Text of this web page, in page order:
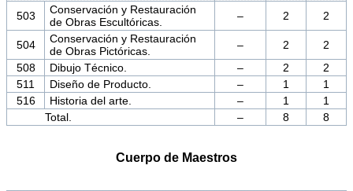
503
Conservación y Restauración
de Obras Escultóricas.
– 2 2
504
Conservación y Restauración
de Obras Pictóricas.
– 2
2
508
Dibujo Técnico. – 2
2
511
Diseño de Producto. – 1
1
516
Historia del arte. – 1
1
Total.
– 8 8
Cuerpo de Maestros